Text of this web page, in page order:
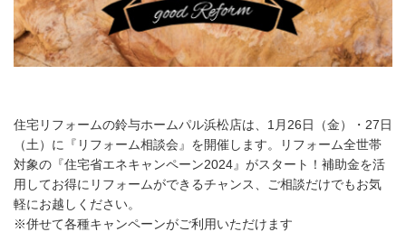
住宅リフォームの鈴与ホームパル浜松店は、1月26日（金）・27日
（土）に『リフォーム相談会』を開催します。リフォーム全世帯
対象の『住宅省エネキャンペーン2024』がスタート！補助金を活
用してお得にリフォームができるチャンス、ご相談だけでもお気
軽にお越しください。
※併せて各種キャンペーンがご利用いただけます